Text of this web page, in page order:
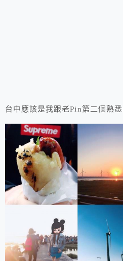
台中應該是我跟老Pin第二個熟